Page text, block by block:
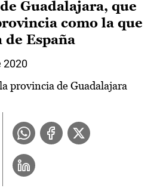
Guadalajara, que
como la que
España
2020
provincia de Guadalajara